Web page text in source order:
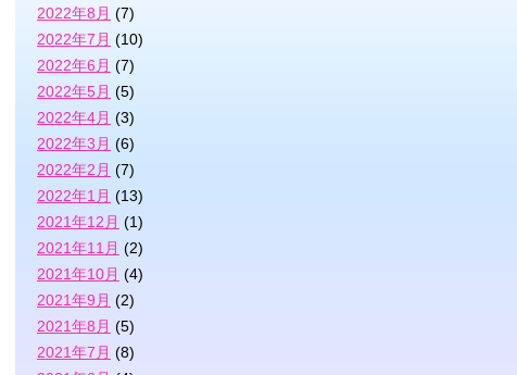
2022年8月 (7)
2022年7月 (10)
2022年6月 (7)
2022年5月 (5)
2022年4月 (3)
2022年3月 (6)
2022年2月 (7)
2022年1月 (13)
2021年12月 (1)
2021年11月 (2)
2021年10月 (4)
2021年9月 (2)
2021年8月 (5)
2021年7月 (8)